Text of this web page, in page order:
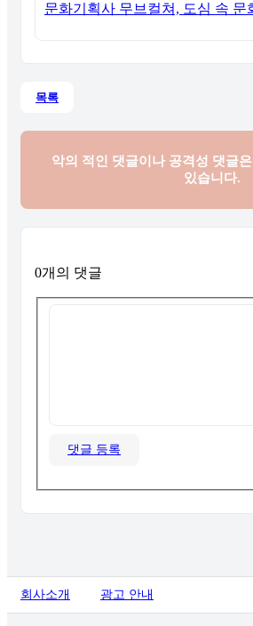
목록
악의 적인 댓글이나 공격성 댓글은
있습니다.
0개의 댓글
댓글 등록
회사소개 광고 안내